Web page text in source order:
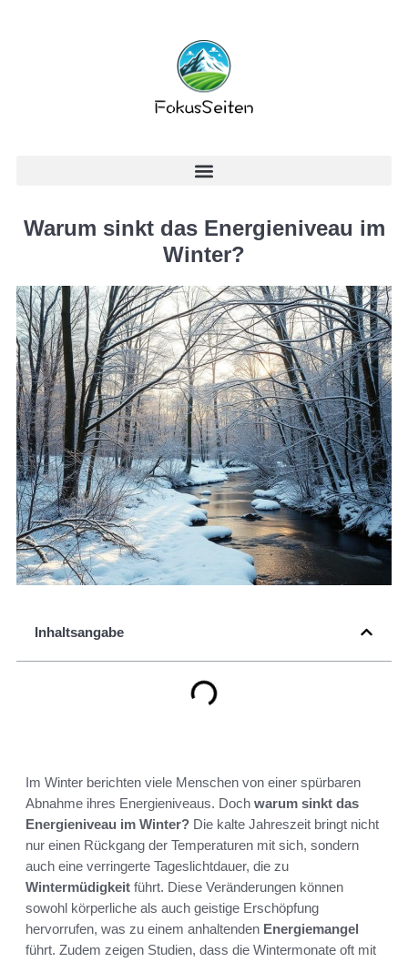
Warum sinkt das Energieniveau im
Winter?
Inhaltsangabe
Im Winter berichten viele Menschen von einer spürbaren
Abnahme ihres Energieniveaus. Doch warum sinkt das
Energieniveau im Winter? Die kalte Jahreszeit bringt nicht
nur einen Rückgang der Temperaturen mit sich, sondern
auch eine verringerte Tageslichtdauer, die zu
Wintermüdigkeit führt. Diese Veränderungen können
sowohl körperliche als auch geistige Erschöpfung
hervorrufen, was zu einem anhaltenden Energiemangel
führt. Zudem zeigen Studien, dass die Wintermonate oft mit